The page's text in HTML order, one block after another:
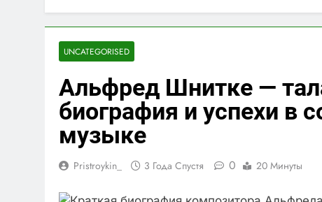
UNCATEGORISED
Альфред Шнитке —
биография и успехи в
музыке
Pristroykin_ 3 Года Спустя 0 20 Минуты